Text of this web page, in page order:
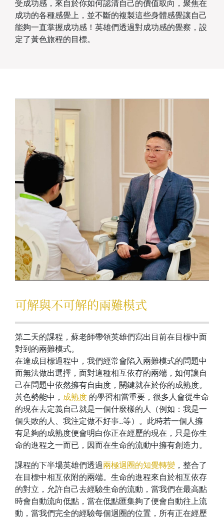
受成功感，來自於你如何認清自己的價值取向，聚焦在
成功的各種感覺上，並不斷的複製這些身體感覺讓自己
能夠一直掌握成功感！英雄們透過對成功感的覺察，設
定了黃色旅程的目標。
可解與不可解的兩難模式
第二天的課程，蘇老師帶領英雄們寫出目前在目標中面
對到的兩難模式。
在達成目標過程中，我們經常會陷入兩難模式的問題中
而無法做出選擇，面對這種相互依存的兩端，如何讓自
己在問題中依然擁有自由度，關鍵就在於你的成熟度。
黃色勢能中， 成熟度 的學習相當重要，很多人會從生命
的現在去定義自己就是一個什麼樣的人（例如：我是一
個失敗的人、我注定做不好事..等）。此時若一個人擁
有足夠的成熟度便會明白你正在經歷的現在，只是你生
命的進程之一而已，因而在生命的流動中擁有創造力。
課程的下半場英雄們透過兩極迴圈的知覺轉變 ，整合了
在目標中相互依附的兩端。生命的進程來自於相互依存
的對立，允許自己去經驗生命的流動，當我們在最高點
時會自動流向低點，當在低點匯集夠了便會自動往上流
動，當我們完全的經驗每個迴圈的位置，所有正在經歷